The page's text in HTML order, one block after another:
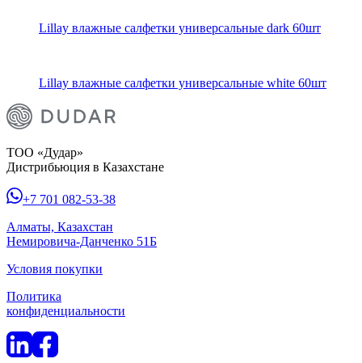
Lillay влажные салфетки универсальные dark 60шт
Lillay влажные салфетки универсальные white 60шт
ТОО «Дудар»
Дистрибьюция в Казахстане
+7 701 082-53-38
Алматы, Казахстан
Немировича-Данченко 51Б
Условия покупки
Политика
конфиденциальности